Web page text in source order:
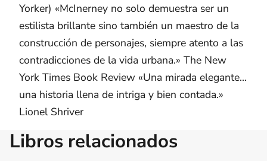
Yorker) «McInerney no solo demuestra ser un
estilista brillante sino también un maestro de la
construcción de personajes, siempre atento a las
contradicciones de la vida urbana.» The New
York Times Book Review «Una mirada elegante...
una historia llena de intriga y bien contada.»
Lionel Shriver
Libros relacionados